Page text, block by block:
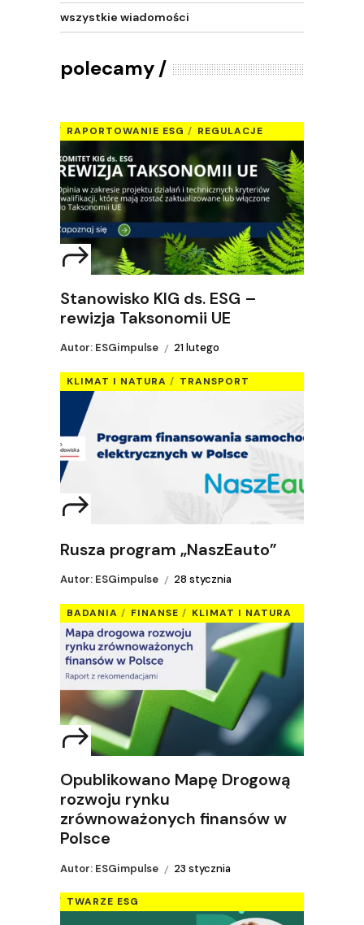
wszystkie wiadomości
polecamy
RAPORTOWANIE ESG REGULACJE
Stanowisko KIG ds. ESG –
rewizja Taksonomii UE
Autor: ESGimpulse 21 lutego
KLIMAT I NATURA TRANSPORT
Rusza program „NaszEauto”
Autor: ESGimpulse 28 stycznia
BADANIA FINANSE KLIMAT I NATURA
Opublikowano Mapę Drogową
rozwoju rynku
zrównoważonych finansów w
Polsce
Autor: ESGimpulse 23 stycznia
TWARZE ESG